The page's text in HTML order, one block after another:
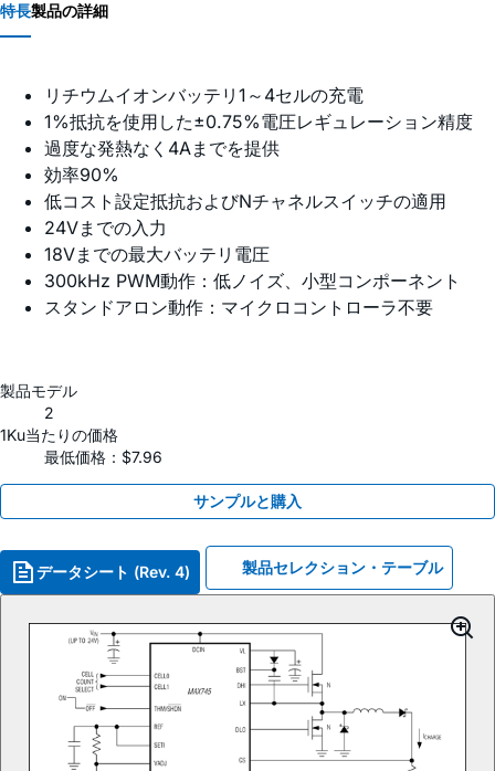
特長製品の詳細
リチウムイオンバッテリ1～4セルの充電
1%抵抗を使用した±0.75%電圧レギュレーション精度
過度な発熱なく4Aまでを提供
効率90%
低コスト設定抵抗およびNチャネルスイッチの適用
24Vまでの入力
18Vまでの最大バッテリ電圧
300kHz PWM動作：低ノイズ、小型コンポーネント
スタンドアロン動作：マイクロコントローラ不要
製品モデル
2
1Ku当たりの価格
最低価格：$7.96
サンプルと購入
データシート (Rev. 4) 製品セレクション・テーブル